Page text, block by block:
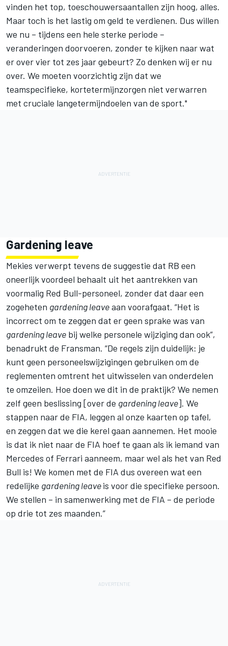
vinden het top, toeschouwersaantallen zijn hoog, alles.
Maar toch is het lastig om geld te verdienen. Dus willen
we nu – tijdens een hele sterke periode –
veranderingen doorvoeren, zonder te kijken naar wat
er over vier tot zes jaar gebeurt? Zo denken wij er nu
over. We moeten voorzichtig zijn dat we
teamspecifieke, kortetermijnzorgen niet verwarren
met cruciale langetermijndoelen van de sport."
Gardening leave
Mekies verwerpt tevens de suggestie dat RB een
oneerlijk voordeel behaalt uit het aantrekken van
voormalig Red Bull-personeel, zonder dat daar een
zogeheten gardening leaveaan voorafgaat. “Het is
incorrect om te zeggen dat er geen sprake was van
gardening leave bij welke personele wijziging dan ook”,
benadrukt de Fransman. “De regels zijn duidelijk: je
kunt geen personeelswijzigingen gebruiken om de
reglementen omtrent het uitwisselen van onderdelen
te omzeilen. Hoe doen we dit in de praktijk? We nemen
zelf geen beslissing [over de gardening leave]. We
stappen naar de FIA, leggen al onze kaarten op tafel,
en zeggen dat we die kerel gaan aannemen. Het mooie
is dat ik niet naar de FIA hoef te gaan als ik iemand van
Mercedes of Ferrari aanneem, maar wel als het van Red
Bull is! We komen met de FIA dus overeen wat een
redelijke gardening leaveis voor die specifieke persoon.
We stellen – in samenwerking met de FIA – de periode
op drie tot zes maanden.”